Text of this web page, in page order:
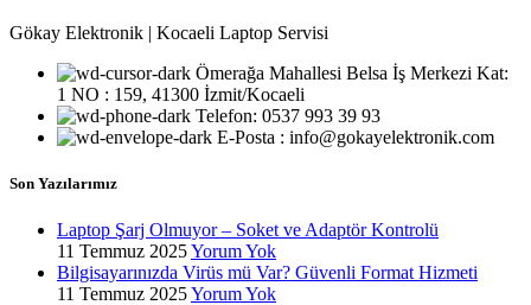
Gökay Elektronik | Kocaeli Laptop Servisi
Ömerağa Mahallesi Belsa İş Merkezi Kat:
1 NO : 159, 41300 İzmit/Kocaeli
Telefon: 0537 993 39 93
E-Posta : info@gokayelektronik.com
Son Yazılarımız
Laptop Şarj Olmuyor – Soket ve Adaptör Kontrolü
11 Temmuz 2025Yorum Yok
Bilgisayarınızda Virüs mü Var? Güvenli Format Hizmeti
11 Temmuz 2025Yorum Yok